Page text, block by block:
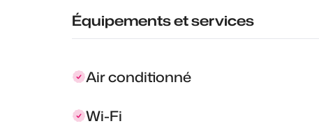
Équipements et services
Air conditionné
Wi-Fi